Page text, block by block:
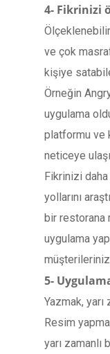
4- Fikrinizi
ve çok
kişiye
Örneğin
uygulama
platformu ve
neticeye
Fikrinizi
yollarını
bir restorana
uygulama
5-
Yazmak,
Resim
yarı